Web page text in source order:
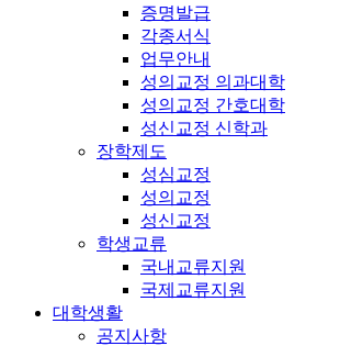
증명발급
각종서식
업무안내
성의교정 의과대학
성의교정 간호대학
성신교정 신학과
장학제도
성심교정
성의교정
성신교정
학생교류
국내교류지원
국제교류지원
대학생활
공지사항